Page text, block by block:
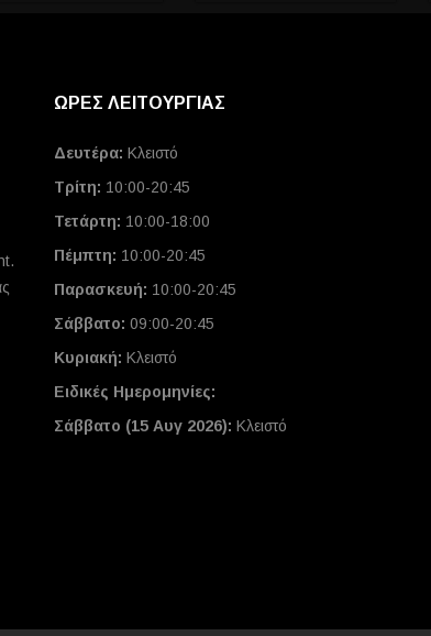
ΩΡΕΣ ΛΕΙΤΟΥΡΓΙΑΣ
Δευτέρα: Κλειστό
Τρίτη: 10:00-20:45
Τετάρτη: 10:00-18:00
Πέμπτη: 10:00-20:45
Παρασκευή: 10:00-20:45
Σάββατο: 09:00-20:45
Κυριακή: Κλειστό
Ειδικές Ημερομηνίες:
Σάββατο (15 Αυγ 2026): Κλειστό